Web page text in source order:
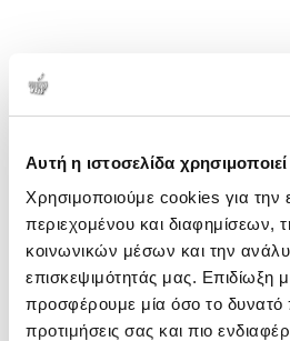
Αυτή η ιστοσελίδα
Χρησιμοποιούμε cookies για την
περιεχομένου και διαφημίσεων,
κοινωνικών μέσων και την
επισκεψιμότητάς μας. Επιδίωξη
προσφέρουμε μία όσο το δυνατό
προτιμήσεις σας και πιο